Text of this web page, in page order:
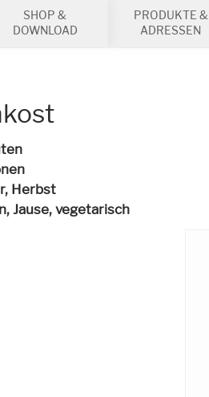
SHOP &
DOWNLOAD
PRODUKTE &
ADRESSEN
Herbst
Jause,vegetarisch